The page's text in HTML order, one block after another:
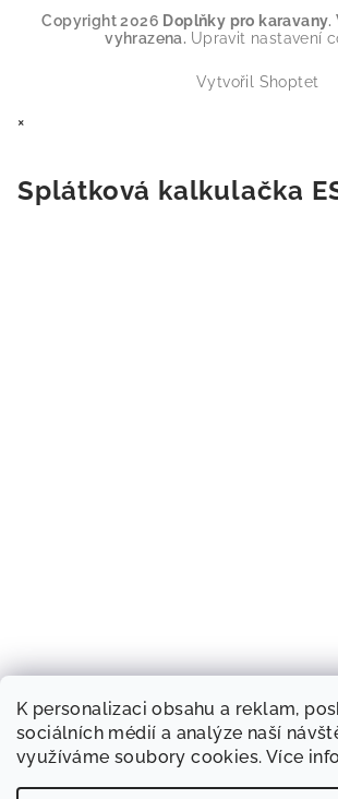
K personalizaci obsahu a reklam,
sociálních médií a analýze naší
využíváme soubory cookies. Více
Copyright 2026 Doplňky pro karavany.
vyhrazena. Upravit nastavení
Vytvořil Shoptet
×
Splátková kalkulačka